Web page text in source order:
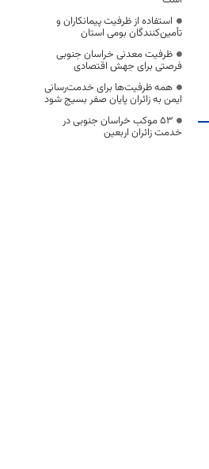
استفاده از ظرفیت پیمانکاران و
تأمین‌کنندگان بومی استان
ظرفیت معدنی خراسان جنوبی
فرصتی برای جهش اقتصادی
همه ظرفیت‌ها برای خدمت‌رسانی
ایمن به زائران پایان صفر بسیج شود
53 موکب خراسان جنوبی در
خدمت زائران اربعین